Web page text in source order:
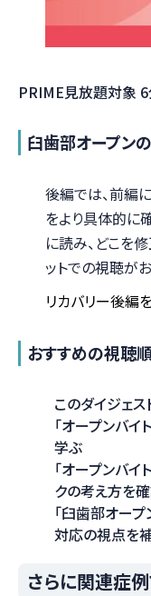
PRIME見放題対象
臼歯部オープン
後編では、前編
をより具体的に
に読み、どこを
ットでの視聴が
リカバリー後編
おすすめの視聴
このダイジェ
「オープンバ
学ぶ
「オープンバイ
クの考え方を
「臼歯部オープ
対応の視点を
さらに関連症